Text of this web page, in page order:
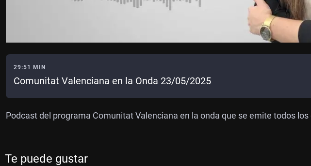
29:51 MIN
Comunitat Valenciana en la Onda 23/05/2025
Podcast del programa Comunitat Valenciana en la onda que se emite todos los
Te puede gustar